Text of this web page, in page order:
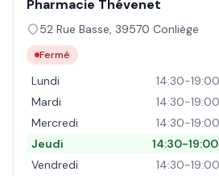
Pharmacie Thévenet
52 Rue Basse, 39570 Conliège
Fermé
Lundi
14:30-
Mardi
14:30-
Mercredi
14:30-
Jeudi
14:30-
Vendredi
14:30-